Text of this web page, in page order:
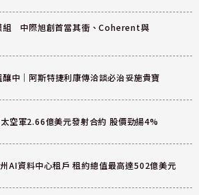
組 中際旭創首當其衝、Coherent與
中｜阿斯特捷利康傳洽談必治妥施貴寶
空軍2.66億美元發射合約 股價勁揚4%
AI資料中心租戶 租約總值最高達502億美元